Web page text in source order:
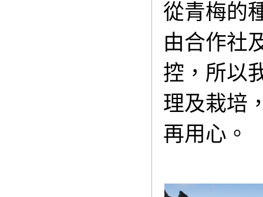
從青梅的
由合作社
控，所以
理及栽培
再用心。